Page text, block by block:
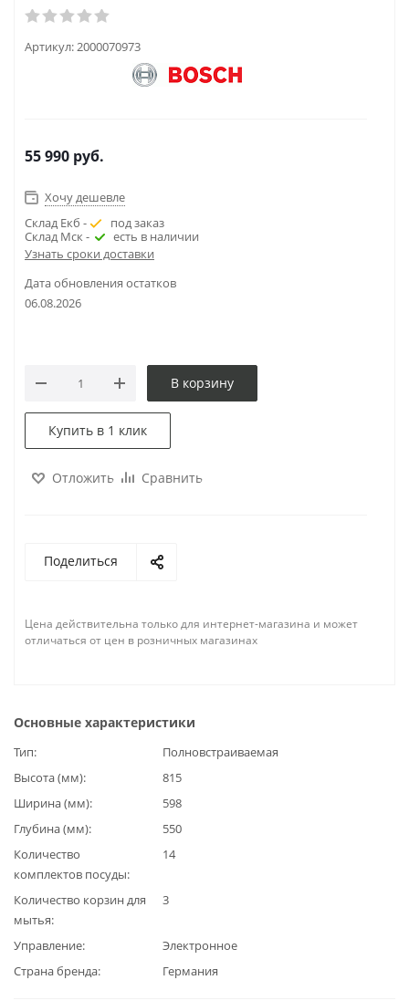
Артикул:2000070973
55 990 руб.
Хочу дешевле
Склад Екб -
под заказ
Склад Мск -
есть в наличии
Узнать сроки доставки
Дата обновления остатков
06.08.2026
В корзину
Купить в 1 клик
Отложить Сравнить
Поделиться
Цена действительна только для интернет-магазина и может
отличаться от цен в розничных магазинах
Основные характеристики
Тип
Полновстраиваемая
Высота (мм)
815
Ширина (мм)
598
Глубина (мм)
550
Количество
комплектов посуды
14
Количество корзин для
мытья
3
Управление
Электронное
Страна бренда
Германия